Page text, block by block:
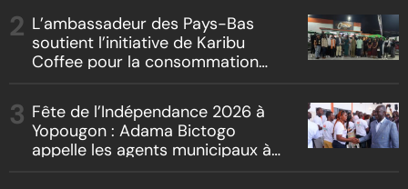
« Boss vs Boss »
L’ambassadeur des Pays-Bas
soutient l’initiative de Karibu
Coffee pour la consommation
reboisement
Fête de l’Indépendance 2026 à
Yopougon : Adama Bictogo
appelle les agents municipaux à